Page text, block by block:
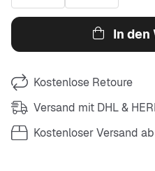
In den
Kostenlose Retoure
Versand mit DHL &
Kostenloser Versand